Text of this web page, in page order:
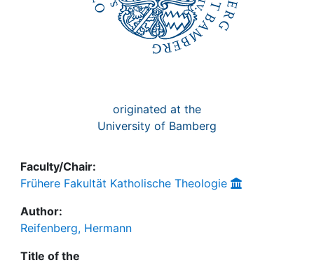
originated at the
University of Bamberg
Faculty/Chair:
Frühere Fakultät Katholische Theologie
Author:
Reifenberg, Hermann
Title of the